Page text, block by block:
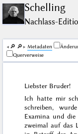
Schelling
Nachlass-
🔎︎ 🔎︎ Me­ta­da­ten
Querverweise
Liebster Bruder!
Ich hatte mir
schreiben,
Examina und
zweimal auf das